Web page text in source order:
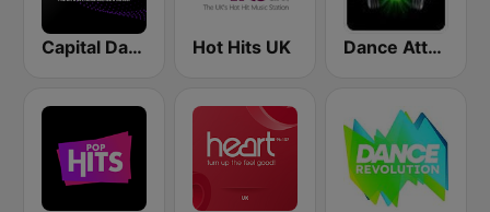
Capital Dance Hot Hits UK Dance Attack FM